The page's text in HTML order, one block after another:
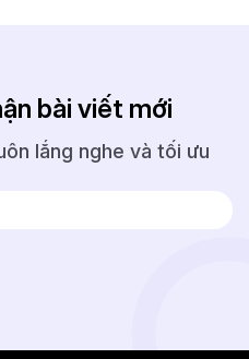
bài viết mới
lắng nghe và tối ưu